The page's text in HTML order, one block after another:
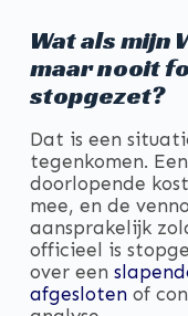
Wat als mijn
maar nooit
stopgezet?
Dat is een
tegenkomen.
doorlopende
mee, en de
aansprakelijk
officieel is
over een
afgeslotenof